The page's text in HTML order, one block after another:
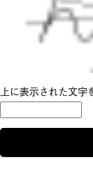
上に表示された文字